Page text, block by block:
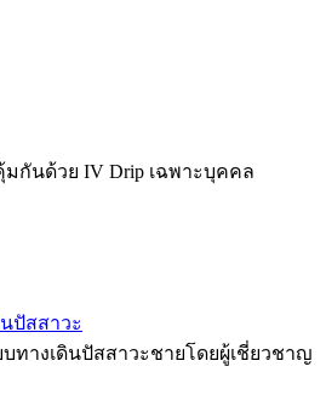
มกันด้วย IV Drip เฉพาะบุคคล
ปัสสาวะ
ทางเดินปัสสาวะชายโดยผู้เชี่ยวชาญ